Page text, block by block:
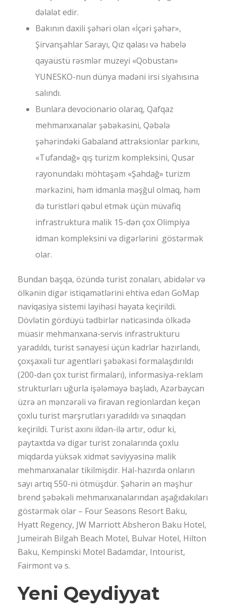
dəlalət edir.
Bakının daxili şəhəri olan «İçəri şəhər»,
Şirvanşahlar Sarayı, Qız qalası və habelə
qayaüstü rəsmlər muzeyi «Qobustan»
YUNESKO-nun dünya mədəni irsi siyahısına
salındı.
Bunlara devocionario olaraq, Qafqaz
mehmanxanalar şəbəkəsini, Qəbələ
şəhərindəki Gabaland attraksionlar parkını,
«Tufandağ» qış turizm kompleksini, Qusar
rayonundakı möhtəşəm «Şahdağ» turizm
mərkəzini, həm idmanla məşğul olmaq, həm
də turistləri qəbul etmək üçün müvafiq
infrastruktura malik 15-dən çox Olimpiya
idman kompleksini və digərlərini göstərmək
olar.
Bundan başqa, özündə turist zonaları, abidələr və
ölkənin digər istiqamətlərini ehtiva edən GoMap
naviqasiya sistemi layihəsi həyata keçirildi.
Dövlətin gördüyü tədbirlər nəticəsində ölkədə
müasir mehmanxana-servis infrastrukturu
yaradıldı, turist sənayesi üçün kadrlar hazırlandı,
çoxşaxəli tur agentləri şəbəkəsi formalaşdırıldı
(200-dən çox turist firmaları), informasiya-reklam
strukturları uğurla işələməyə başladı, Azərbaycan
üzrə ən mənzərəli və firavan regionlardan keçən
çoxlu turist marşrutları yaradıldı və sınaqdan
keçirildi. Turist axını ildən-ilə artır, odur ki,
paytaxtda və digər turist zonalarında çoxlu
miqdarda yüksək xidmət səviyyəsinə malik
mehmanxanalar tikilmişdir. Hal-hazırda onların
sayı artıq 550-ni ötmüşdür. Şəhərin ən məşhur
brend şəbəkəli mehmanxanalarından aşağıdakıları
göstərmək olar – Four Seasons Resort Baku,
Hyatt Regency, JW Marriott Absheron Baku Hotel,
Jumeirah Bilgah Beach Motel, Bulvar Hotel, Hilton
Baku, Kempinski Motel Badamdar, Intourist,
Fairmont və s.
Yeni Qeydiyyat